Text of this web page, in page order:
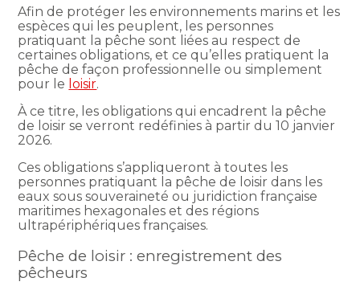
Afin de protéger les environnements marins et les
espèces qui les peuplent, les personnes
pratiquant la pêche sont liées au respect de
certaines obligations, et ce qu’elles pratiquent la
pêche de façon professionnelle ou simplement
pour le loisir.
À ce titre, les obligations qui encadrent la pêche
de loisir se verront redéfinies à partir du 10 janvier
2026.
Ces obligations s’appliqueront à toutes les
personnes pratiquant la pêche de loisir dans les
eaux sous souveraineté ou juridiction française
maritimes hexagonales et des régions
ultrapériphériques françaises.
Pêche de loisir : enregistrement des
pêcheurs